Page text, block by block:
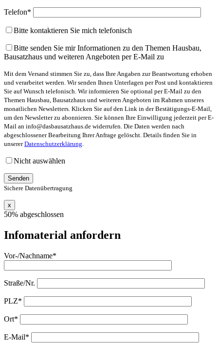
Telefon*
Bitte kontaktieren Sie mich telefonisch
Bitte senden Sie mir Informationen zu den Themen Hausbau,
Bausatzhaus und weiteren Angeboten per E-Mail zu
Mit dem Versand stimmen Sie zu, dass Ihre Angaben zur Beantwortung erhoben
und verarbeitet werden. Wir senden Ihnen Unterlagen per Post und kontaktieren
Sie auf Wunsch telefonisch. Wir informieren Sie optional per E-Mail zu den
Themen Hausbau, Bausatzhaus und weiteren Angeboten im Rahmen unseres
monatlichen Newsletters. Klicken Sie auf den Link in der Bestätigungs-E-Mail,
um den Newsletter zu abonnieren. Sie können Ihre Einwilligung jederzeit per E-
Mail an info@dasbausatzhaus.de widerrufen. Die Daten werden nach
abgeschlossener Bearbeitung Ihrer Anfrage gelöscht. Details finden Sie in
unsererDatenschutzerklärung
Nicht auswählen
Sichere Datenübertragung
x
50% abgeschlossen
Infomaterial anfordern
Vor-/Nachname*
Straße/Nr.
PLZ*
Ort*
E-Mail*